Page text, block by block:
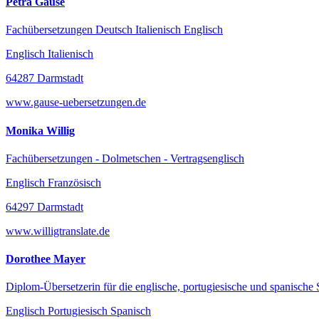
Fachübersetzungen Deutsch Italienisch Englisch
Englisch Italienisch
64287 Darmstadt
www.gause-uebersetzungen.de
Monika Willig
Fachübersetzungen - Dolmetschen - Vertragsenglisch
Englisch Französisch
64297 Darmstadt
www.willigtranslate.de
Dorothee Mayer
Diplom-Übersetzerin für die englische, portugiesische und spanische
Englisch Portugiesisch Spanisch